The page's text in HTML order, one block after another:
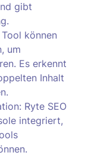
gibt
können
um
Es erkennt
Inhalt
Ryte SEO
integriert,